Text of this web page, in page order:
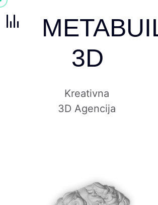
3D
Kreativna
3D Agencija